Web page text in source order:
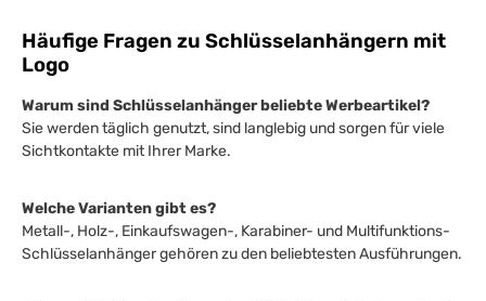
Häufige Fragen zu Schlüsselanhängern mit
Logo
Warum sind Schlüsselanhänger beliebte Werbeartikel?
Sie werden täglich genutzt, sind langlebig und sorgen für viele
Sichtkontakte mit Ihrer Marke.
Welche Varianten gibt es?
Metall-, Holz-, Einkaufswagen-, Karabiner- und Multifunktions-
Schlüsselanhänger gehören zu den beliebtesten Ausführungen.